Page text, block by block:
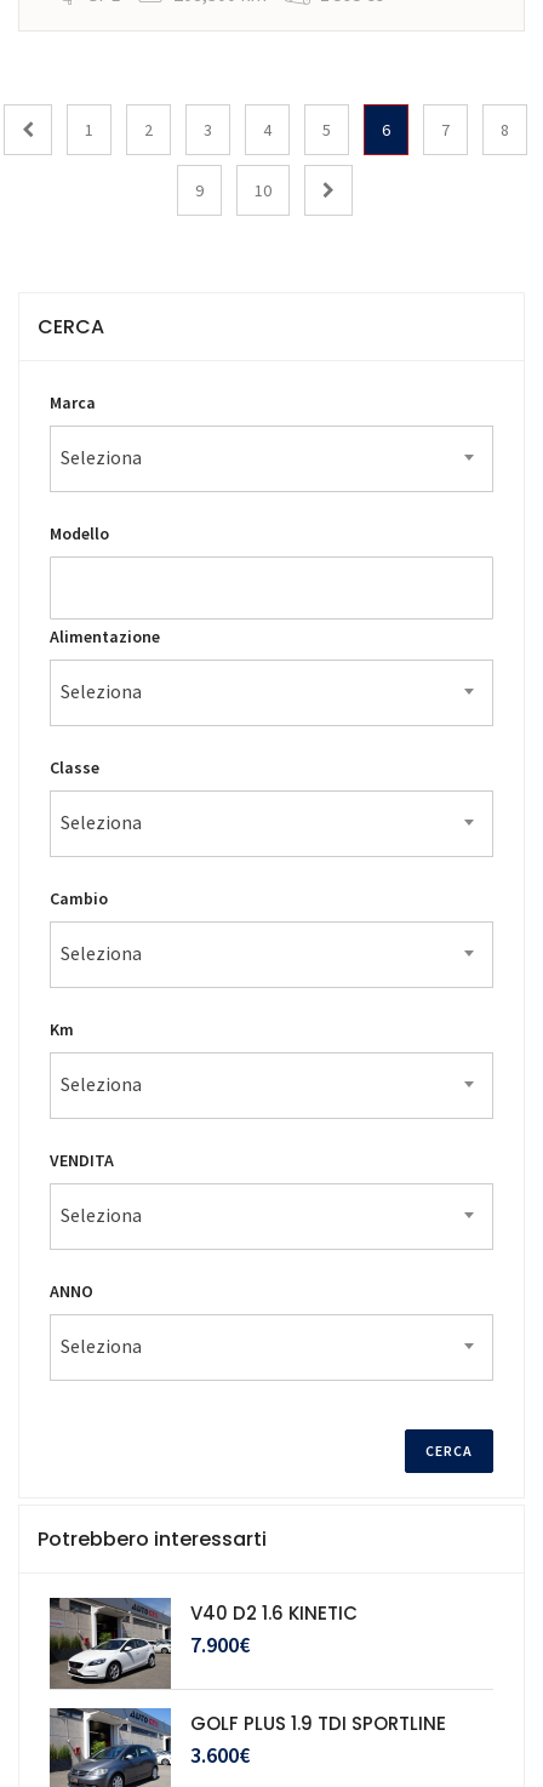
1 2 3 4 5 6 7 8
9 10
CERCA
Marca
Seleziona
Modello
Alimentazione
Seleziona
Classe
Seleziona
Cambio
Seleziona
Km
Seleziona
VENDITA
Seleziona
ANNO
Seleziona
Potrebbero interessarti
V40 D2 1.6 KINETIC
7.900€
GOLF PLUS 1.9 TDI SPORTLINE
3.600€